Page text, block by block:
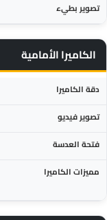
تصوير بطيء
الكاميرا الأمامية
المواصفة التفاصيلدقة الكاميرا
تصوير فيديو
فتحة العدسة
مميزات الكاميرا